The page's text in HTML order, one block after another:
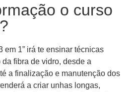
o curso
em 1” irá te ensinar técnicas
fibra de vidro, desde a
a finalização e manutenção dos
a criar unhas longas,